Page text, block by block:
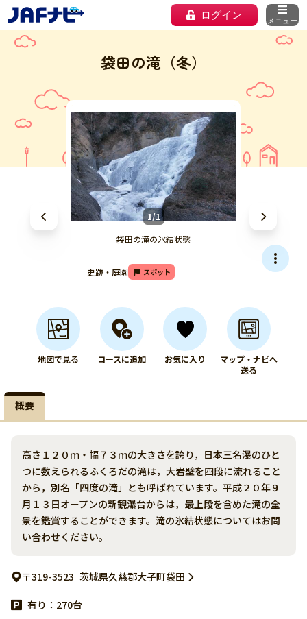
ログイン メニュー
袋田の滝（冬）
1/1
袋田の滝の氷結状態
史跡・庭園 スポット
地図で見る コースに追加 お気に入り
マップ・ナビへ
送る
概要
高さ１２０ｍ・幅７３ｍの大きさを誇り，日本三名瀑のひと
つに数えられるふくろだの滝は，大岩壁を四段に流れること
から，別名「四度の滝」とも呼ばれています。平成２０年９
月１３日オープンの新観瀑台からは，最上段を含めた滝の全
景を鑑賞することができます。滝の氷結状態についてはお問
い合わせください。
〒319-3523 茨城県久慈郡大子町袋田
有り：270台